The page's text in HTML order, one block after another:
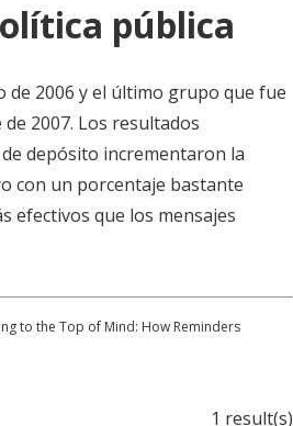
pública
de 2006 y el último grupo que fue
2007. Los resultados
depósito incrementaron la
con un porcentaje bastante
efectivos que los mensajes
to the Top of Mind: How Reminders
1 result(s)